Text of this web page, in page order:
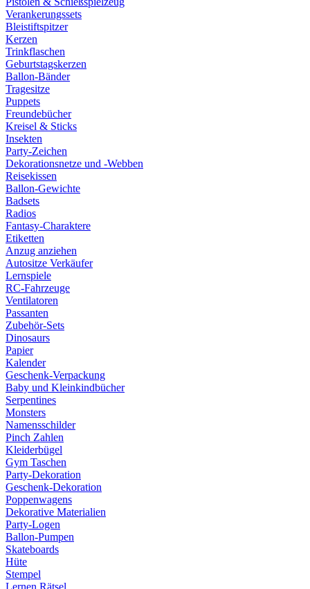
Verankerungssets
Bleistiftspitzer
Kerzen
Trinkflaschen
Geburtstagskerzen
Ballon-Bänder
Tragesitze
Puppets
Freundebücher
Kreisel & Sticks
Insekten
Party-Zeichen
Dekorationsnetze und -Webben
Reisekissen
Ballon-Gewichte
Badsets
Radios
Fantasy-Charaktere
Etiketten
Anzug anziehen
Autositze Verkäufer
Lernspiele
RC-Fahrzeuge
Ventilatoren
Passanten
Zubehör-Sets
Dinosaurs
Papier
Kalender
Geschenk-Verpackung
Baby und Kleinkindbücher
Serpentines
Monsters
Namensschilder
Pinch Zahlen
Kleiderbügel
Gym Taschen
Party-Dekoration
Geschenk-Dekoration
Poppenwagens
Dekorative Materialien
Party-Logen
Ballon-Pumpen
Skateboards
Hüte
Stempel
Lernen Rätsel